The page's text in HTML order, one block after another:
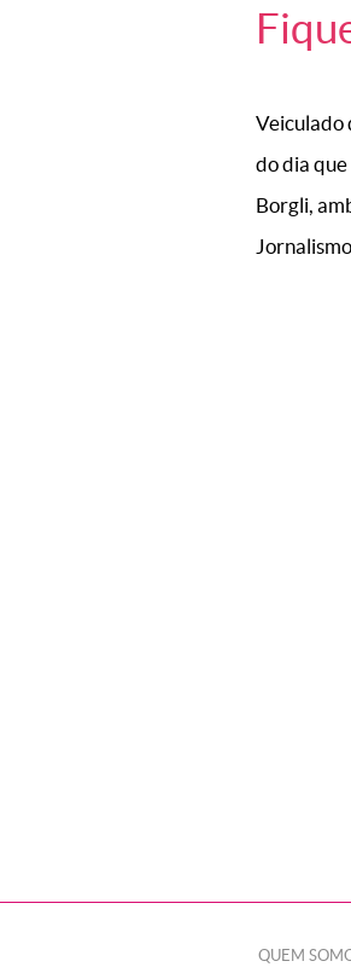
Veiculado
do dia
Borgli,
QUEM